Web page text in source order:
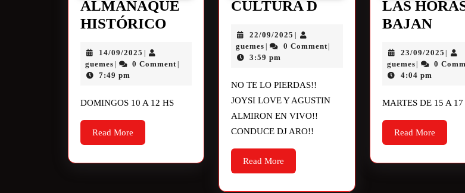
ALMANAQUE
HISTÓRICO
14/09/2025
guemes 0 Comment
7:49 pm
DOMINGOS 10 A 12 HS
Read More
CULTURA D
22/09/2025
guemes 0 Comment
3:59 pm
NO TE LO PIERDAS!!
JOYSI LOVE Y AGUSTIN
ALMIRON EN VIVO!!
CONDUCE DJ ARO!!
Read More
LAS
BAJAN
23/09/2025
guemes 0
4:04 pm
MARTES DE 15 A 17
Read More